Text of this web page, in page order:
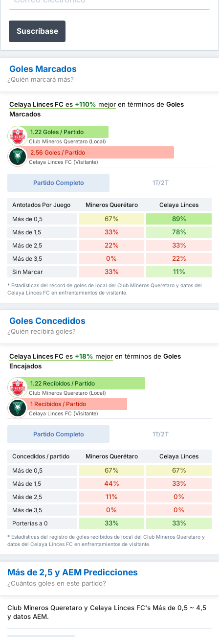
Suscríbase
Goles Marcados
¿Quién marcará más?
Celaya Linces FC es +110% mejor en términos de Goles
Marcados
1.22 Goles / Partido
Club Mineros Queretaro (Local)
2.56 Goles / Partido
Celaya Linces FC (Visitante)
Partido Completo 1T/2T
Antotados Por Juego Mineros Querétaro
Celaya Linces
Más de 0,5
67% 89%
Más de 1,5 33% 78%
Más de 2,5 22% 33%
Más de 3,5 0% 22%
Sin Marcar 33% 11%
* Estadísticas del récord de goles de local del Club Mineros Queretaro y datos del
Celaya Linces FC en enfrentamientos de visitante.
Goles Concedidos
¿Quién recibirá goles?
Celaya Linces FC es +18% mejor en términos de Goles
Encajados
1.22 Recibidos / Partido
Club Mineros Queretaro (Local)
1 Recibidos / Partido
Celaya Linces FC (Visitante)
Partido Completo 1T/2T
Concedidos / partido Mineros Querétaro
Celaya Linces
Más de 0,5
67% 67%
Más de 1,5 44% 33%
Más de 2,5 11% 0%
Más de 3,5 0% 0%
Porterías a 0 33% 33%
* Estadísticas del registro de goles recibidos de local del Club Mineros Queretaro y
datos del Celaya Linces FC en enfrentamientos de visitante.
Más de 2,5 y AEM Predicciones
¿Cuántos goles en este partido?
Club Mineros Queretaro y Celaya Linces FC's Más de 0,5 ~ 4,5
y datos AEM.